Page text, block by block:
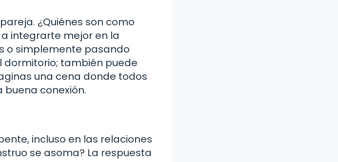
¿Quiénes son como
integrarte mejor en la
o simplemente pasando
dormitorio; también puede
una cena donde todos
buena conexión.
incluso en las relaciones
se asoma? La respuesta